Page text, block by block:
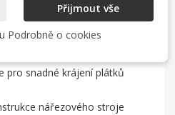
slitiny a nerezu
– 13 mm
pro snadné krájení plátků
nářezového stroje
Přijmout vše
Podrobně o cookies